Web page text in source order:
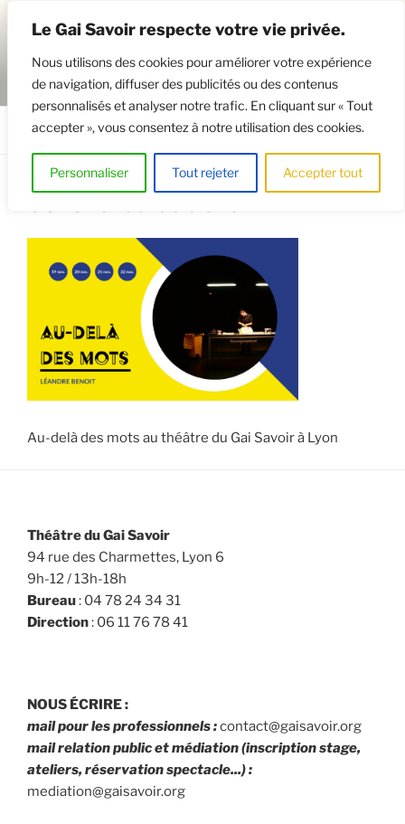
Le Gai Savoir respecte votre vie privée.
Nous utilisons des cookies pour améliorer votre expérience
de navigation, diffuser des publicités ou des contenus
personnalisés et analyser notre trafic. En cliquant sur « Tout
accepter », vous consentez à notre utilisation des cookies.
Personnaliser Tout rejeter Accepter tout
contenu
principal
GAISAVOIR
Osez le théâtre !
Menu
Au-delà des mots au théâtre du Gai Savoir à Lyon
Théâtre du Gai Savoir
94 rue des Charmettes, Lyon 6
9h-12 / 13h-18h
Bureau: 04 78 24 34 31
Direction: 06 11 76 78 41
NOUS ÉCRIRE :
mail pour les professionnels :contact@gaisavoir.org
mail relation public et médiation (inscription stage,
ateliers, réservation spectacle...) :
mediation@gaisavoir.org